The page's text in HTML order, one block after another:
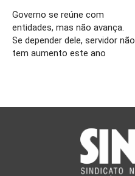
Governo se reúne com
entidades, mas não avança.
Se depender dele, servidor não
tem aumento este ano